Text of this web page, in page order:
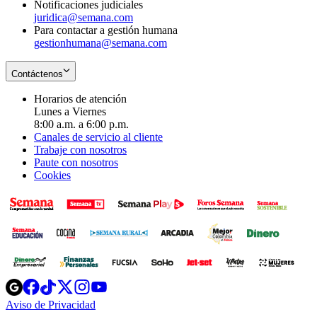
Notificaciones judiciales
juridica@semana.com
Para contactar a gestión humana
gestionhumana@semana.com
Contáctenos
Horarios de atención
Lunes a Viernes
8:00 a.m. a 6:00 p.m.
Canales de servicio al cliente
Trabaje con nosotros
Paute con nosotros
Cookies
Opens
in
new
Opens
in
new
Opens
in
new
Opens
new
Aviso de Privacidad